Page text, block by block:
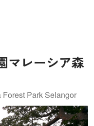
では、あらゆる種類
があるこの公園には、
マレーシア森
Park Selangor